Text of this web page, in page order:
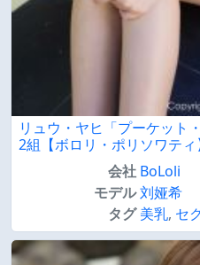
リュウ・ヤヒ「プーケット
2組【ボロリ・ポリソワテ
会社 BoLoli
モデル刘娅希
タグ 美乳, セ